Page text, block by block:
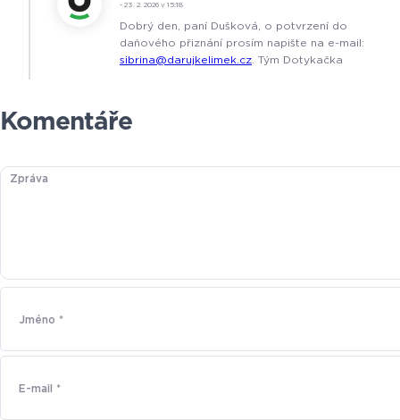
- 23. 2. 2026 v 15:18
Dobrý den, paní Dušková, o potvrzení do
daňového přiznání prosím napište na e-mail:
sibrina@darujkelimek.cz . Tým Dotykačka
Komentáře